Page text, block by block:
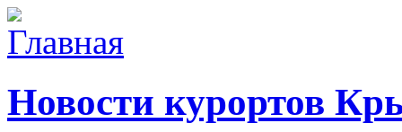
Новости курортов